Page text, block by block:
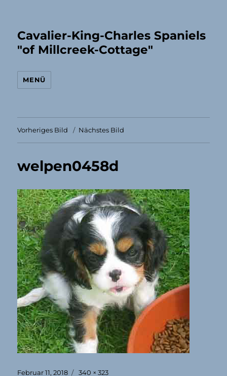
Cavalier-King-Charles Spaniels
"of Millcreek-Cottage"
MENÜ
Vorheriges Bild Nächstes Bild
welpen0458d
Veröffentlicht
Februar 11, 2018 Originalgröße
340 × 323